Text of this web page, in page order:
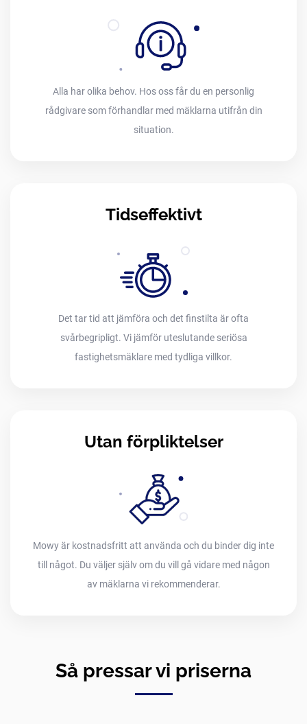
Alla har olika behov. Hos oss får du en personlig
rådgivare som förhandlar med mäklarna utifrån din
situation.
Tidseffektivt
Det tar tid att jämföra och det finstilta är ofta
svårbegripligt. Vi jämför uteslutande seriösa
fastighetsmäklare med tydliga villkor.
Utan förpliktelser
Mowy är kostnadsfritt att använda och du binder dig inte
till något. Du väljer själv om du vill gå vidare med någon
av mäklarna vi rekommenderar.
Så pressar vi priserna